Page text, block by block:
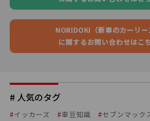
NORIDOKI（新車のカーリー
に関するお問い合わせはこ
# 人気のタグ
#イッカーズ #車豆知識 #セブンマック